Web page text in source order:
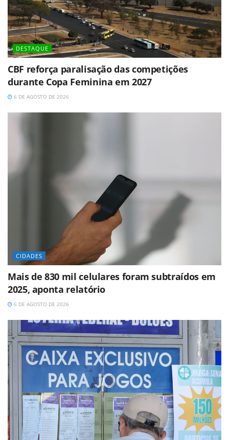
DESTAQUE
CBF reforça paralisação das competições
durante Copa Feminina em 2027
6 DE AGOSTO DE 2026
CIDADES
Mais de 830 mil celulares foram subtraídos em
2025, aponta relatório
6 DE AGOSTO DE 2026